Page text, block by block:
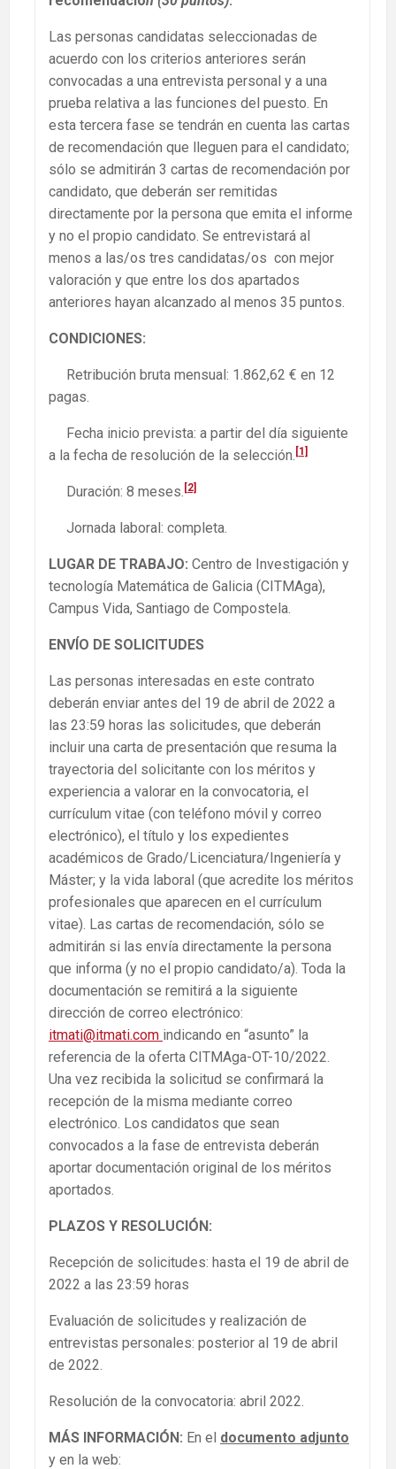
Las personas candidatas seleccionadas de
acuerdo con los criterios anteriores serán
convocadas a una entrevista personal y a una
prueba relativa a las funciones del puesto. En
esta tercera fase se tendrán en cuenta las cartas
de recomendación que lleguen para el candidato;
sólo se admitirán 3 cartas de recomendación por
candidato, que deberán ser remitidas
directamente por la persona que emita el informe
y no el propio candidato. Se entrevistará al
menos a las/os tres candidatas/os con mejor
valoración y que entre los dos apartados
anteriores hayan alcanzado al menos 35 puntos.
CONDICIONES:
Retribución bruta mensual: 1.862,62 € en 12
pagas.
Fecha inicio prevista: a partir del día siguiente
a la fecha de resolución de la selección. [1]
Duración: 8 meses. [2]
Jornada laboral: completa.
LUGAR DE TRABAJO: Centro de Investigación y
tecnología Matemática de Galicia (CITMAga),
Campus Vida, Santiago de Compostela.
ENVÍO DE SOLICITUDES
Las personas interesadas en este contrato
deberán enviar antes del 19 de abril de 2022 a
las 23:59 horas las solicitudes, que deberán
incluir una carta de presentación que resuma la
trayectoria del solicitante con los méritos y
experiencia a valorar en la convocatoria, el
currículum vitae (con teléfono móvil y correo
electrónico), el título y los expedientes
académicos de Grado/Licenciatura/Ingeniería y
Máster; y la vida laboral (que acredite los méritos
profesionales que aparecen en el currículum
vitae). Las cartas de recomendación, sólo se
admitirán si las envía directamente la persona
que informa (y no el propio candidato/a). Toda la
documentación se remitirá a la siguiente
dirección de correo electrónico:
itmati@itmati.com indicando en “asunto” la
referencia de la oferta CITMAga-OT-10/2022.
Una vez recibida la solicitud se confirmará la
recepción de la misma mediante correo
electrónico. Los candidatos que sean
convocados a la fase de entrevista deberán
aportar documentación original de los méritos
aportados.
PLAZOS Y RESOLUCIÓN:
Recepción de solicitudes: hasta el 19 de abril de
2022 a las 23:59 horas
Evaluación de solicitudes y realización de
entrevistas personales: posterior al 19 de abril
de 2022.
Resolución de la convocatoria: abril 2022.
MÁS INFORMACIÓN: En el documento adjunto
y en la web: